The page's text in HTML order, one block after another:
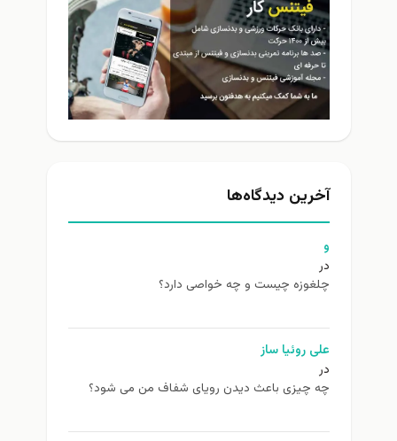
آخرین دیدگاه‌ها
و
در
چلغوزه چیست و چه خواصی دارد؟
علی روئیا ساز
در
چه چیزی باعث دیدن رویای شفاف من می شود؟